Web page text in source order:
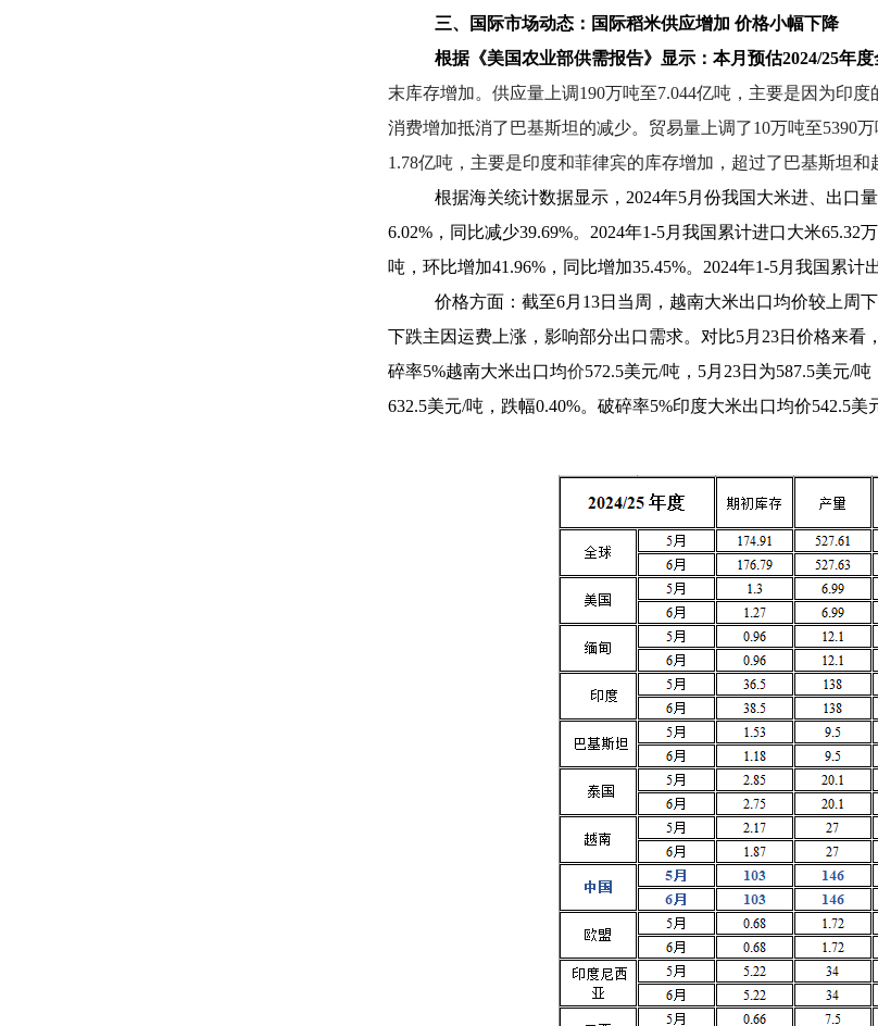
三、国际市场动态：国际稻米供应增加 价格小幅下降
根据《美国农业部供需报告》显示：本月预估2024/25年度
末库存增加。供应量上调190万吨至7.044亿吨，主要是因为印
消费增加抵消了巴基斯坦的减少。贸易量上调了10万吨至5390
1.78亿吨，主要是印度和菲律宾的库存增加，超过了巴基斯坦和
根据海关统计数据显示，2024年5月份我国大米进、出口
6.02%，同比减少39.69%。2024年1-5月我国累计进口大米
吨，环比增加41.96%，同比增加35.45%。2024年1-5月我国累计
价格方面：截至6月13日当周，越南大米出口均价较上周
下跌主因运费上涨，影响部分出口需求。对比5月23日价格来
碎率5%越南大米出口均价572.5美元/吨，5月23日为587.5美元/
632.5美元/吨，跌幅0.40%。破碎率5%印度大米出口均价542.5美